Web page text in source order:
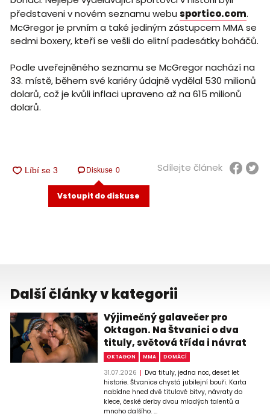
představeni v novém seznamu webu sportico.com.
McGregor je prvním a také jediným zástupcem MMA se
sedmi boxery, kteří se vešli do elitní padesátky boháčů.
Podle uveřejněného seznamu se McGregor nachází na
33. místě, během své kariéry údajně vydělal 530 milionů
dolarů, což je kvůli inflaci upraveno až na 615 milionů
dolarů.
Diskuse 0
Vstoupit do diskuse
Sdílejte článek
Další články v kategorii
Výjimečný galavečer pro
Oktagon. Na Štvanici o dva
tituly, světová třída i návrat
OKTAGON MMA DOMÁCÍ
31.07.2026
Dva tituly, jedna noc, deset let
historie. Štvanice chystá jubilejní bouři. Karta
nabídne hned dvě titulové bitvy, návraty do
klece, české derby dvou mladých talentů a
mnoho dalšího. ...